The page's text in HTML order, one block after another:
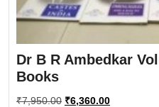
Dr B R Ambedkar
Books
₹7,950.00 Original
₹6,360.00Current